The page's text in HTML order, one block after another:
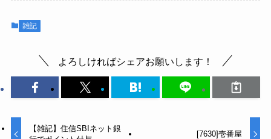
雑記
よろしければシェアお願いします！
【雑記】住信SBIネット銀
[7630]壱番屋